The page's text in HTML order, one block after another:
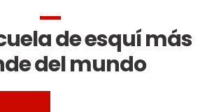
de esquí más
del mundo